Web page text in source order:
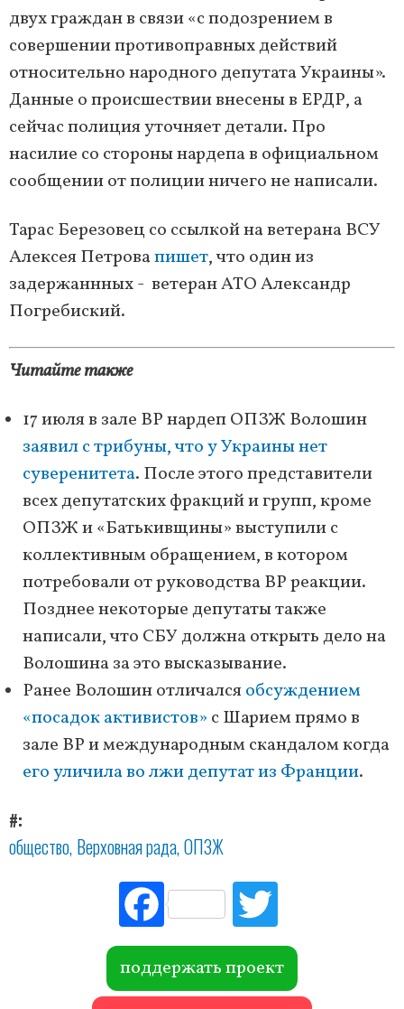
двух граждан в связи «с подозрением в
совершении противоправных действий
относительно народного депутата Украины».
Данные о происшествии внесены в ЕРДР, а
сейчас полиция уточняет детали. Про
насилие со стороны нардепа в официальном
сообщении от полиции ничего не написали.
Тарас Березовец со ссылкой на ветерана ВСУ
Алексея Петровапишет, что один из
задержаннных - ветеран АТО Александр
Погребиский.
Читайте также
17 июля в зале ВР нардеп ОПЗЖ Волошин
заявил с трибуны, что у Украины нет
суверенитета. После этого представители
всех депутатских фракций и групп, кроме
ОПЗЖ и «Батькивщины» выступили с
коллективным обращением, в котором
потребовали от руководства ВР реакции.
Позднее некоторые депутаты также
написали, что СБУ должна открыть дело на
Волошина за это высказывание.
Ранее Волошин отличалсяобсуждением
«посадок активистов» с Шарием прямо в
зале ВР и международным скандалом когда
его уличила во лжи депутат из Франции.
#
общество Верховная рада ОПЗЖ
Fac
ebo
ok r
поддержать проект